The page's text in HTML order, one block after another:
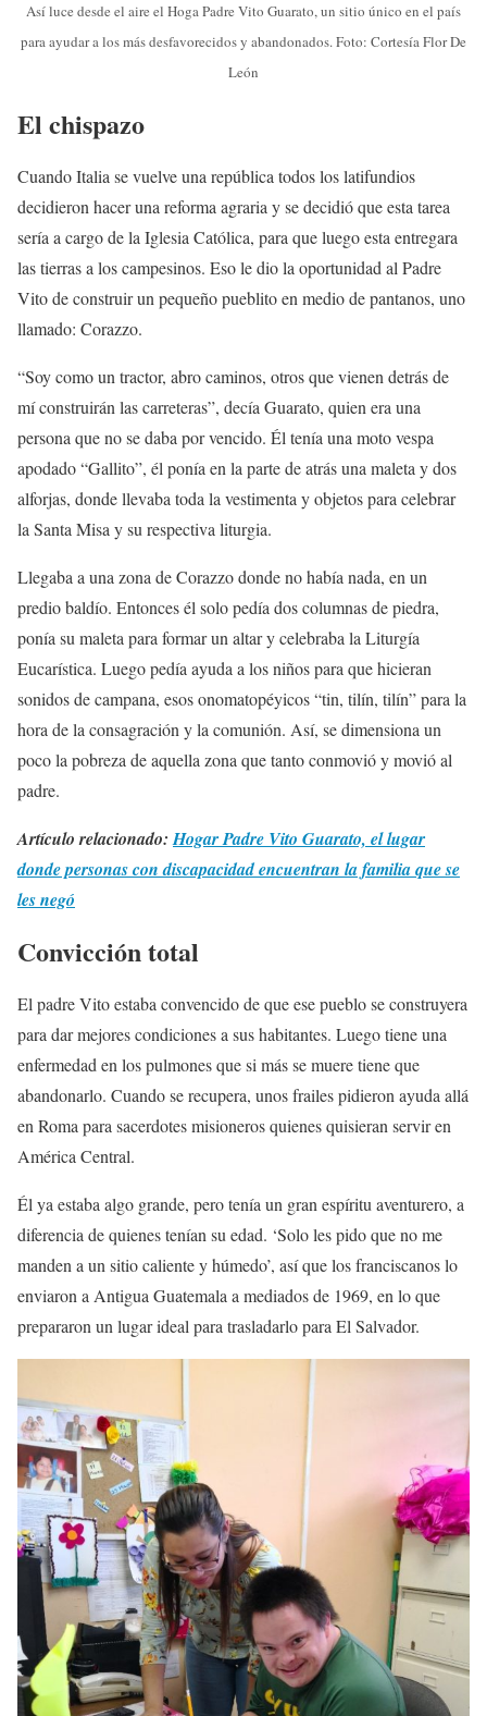
Así luce desde el aire el Hoga Padre Vito Guarato, un sitio único en el país
para ayudar a los más desfavorecidos y abandonados. Foto: Cortesía Flor De
León
El chispazo
Cuando Italia se vuelve una república todos los latifundios
decidieron hacer una reforma agraria y se decidió que esta tarea
sería a cargo de la Iglesia Católica, para que luego esta entregara
las tierras a los campesinos. Eso le dio la oportunidad al Padre
Vito de construir un pequeño pueblito en medio de pantanos, uno
llamado: Corazzo.
“Soy como un tractor, abro caminos, otros que vienen detrás de
mí construirán las carreteras”, decía Guarato, quien era una
persona que no se daba por vencido. Él tenía una moto vespa
apodado “Gallito”, él ponía en la parte de atrás una maleta y dos
alforjas, donde llevaba toda la vestimenta y objetos para celebrar
la Santa Misa y su respectiva liturgia.
Llegaba a una zona de Corazzo donde no había nada, en un
predio baldío. Entonces él solo pedía dos columnas de piedra,
ponía su maleta para formar un altar y celebraba la Liturgía
Eucarística. Luego pedía ayuda a los niños para que hicieran
sonidos de campana, esos onomatopéyicos “tin, tilín, tilín” para la
hora de la consagración y la comunión. Así, se dimensiona un
poco la pobreza de aquella zona que tanto conmovió y movió al
padre.
Artículo relacionado:Hogar Padre Vito Guarato, el lugar
donde personas con discapacidad encuentran la familia que se
les negó
Convicción total
El padre Vito estaba convencido de que ese pueblo se construyera
para dar mejores condiciones a sus habitantes. Luego tiene una
enfermedad en los pulmones que si más se muere tiene que
abandonarlo. Cuando se recupera, unos frailes pidieron ayuda allá
en Roma para sacerdotes misioneros quienes quisieran servir en
América Central.
Él ya estaba algo grande, pero tenía un gran espíritu aventurero, a
diferencia de quienes tenían su edad. ‘Solo les pido que no me
manden a un sitio caliente y húmedo’, así que los franciscanos lo
enviaron a Antigua Guatemala a mediados de 1969, en lo que
prepararon un lugar ideal para trasladarlo para El Salvador.